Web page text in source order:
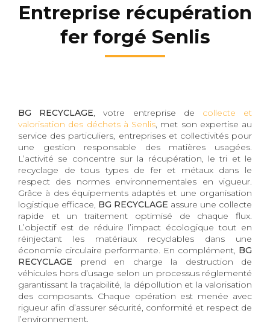
Entreprise récupération
fer forgé Senlis
BG RECYCLAGE, votre entreprise de collecte et
valorisation des déchets à Senlis, met son expertise au
service des particuliers, entreprises et collectivités pour
une gestion responsable des matières usagées.
L’activité se concentre sur la récupération, le tri et le
recyclage de tous types de fer et métaux dans le
respect des normes environnementales en vigueur.
Grâce à des équipements adaptés et une organisation
logistique efficace, BG RECYCLAGE assure une collecte
rapide et un traitement optimisé de chaque flux.
L’objectif est de réduire l’impact écologique tout en
réinjectant les matériaux recyclables dans une
économie circulaire performante. En complément, BG
RECYCLAGE prend en charge la destruction de
véhicules hors d’usage selon un processus réglementé
garantissant la traçabilité, la dépollution et la valorisation
des composants. Chaque opération est menée avec
rigueur afin d’assurer sécurité, conformité et respect de
l’environnement.